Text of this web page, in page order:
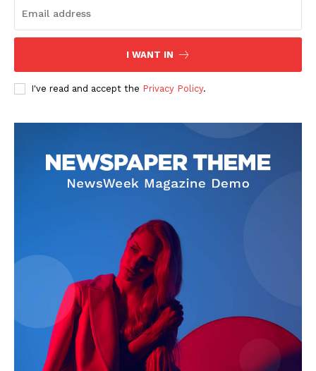
I WANT IN
I've read and accept the Privacy Policy.